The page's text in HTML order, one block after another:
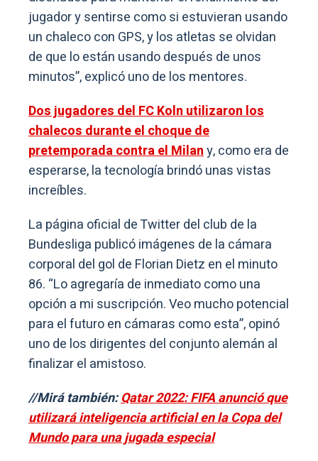
jugador y sentirse como si estuvieran usando
un chaleco con GPS, y los atletas se olvidan
de que lo están usando después de unos
minutos”, explicó uno de los mentores.
Dos jugadores del FC Koln utilizaron los
chalecos durante el choque de
pretemporada contra el Milany, como era de
esperarse, la tecnología brindó unas vistas
increíbles.
La página oficial de Twitter del club de la
Bundesliga publicó imágenes de la cámara
corporal del gol de Florian Dietz en el minuto
86. “Lo agregaría de inmediato como una
opción a mi suscripción. Veo mucho potencial
para el futuro en cámaras como esta”, opinó
uno de los dirigentes del conjunto alemán al
finalizar el amistoso.
//Mirá también:Qatar 2022: FIFA anunció que
utilizará inteligencia artificial en la Copa del
Mundo para una jugada especial